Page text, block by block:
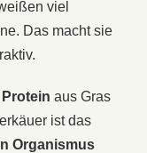
viel
Das macht sie
Protein aus Gras
ist das
Organismus